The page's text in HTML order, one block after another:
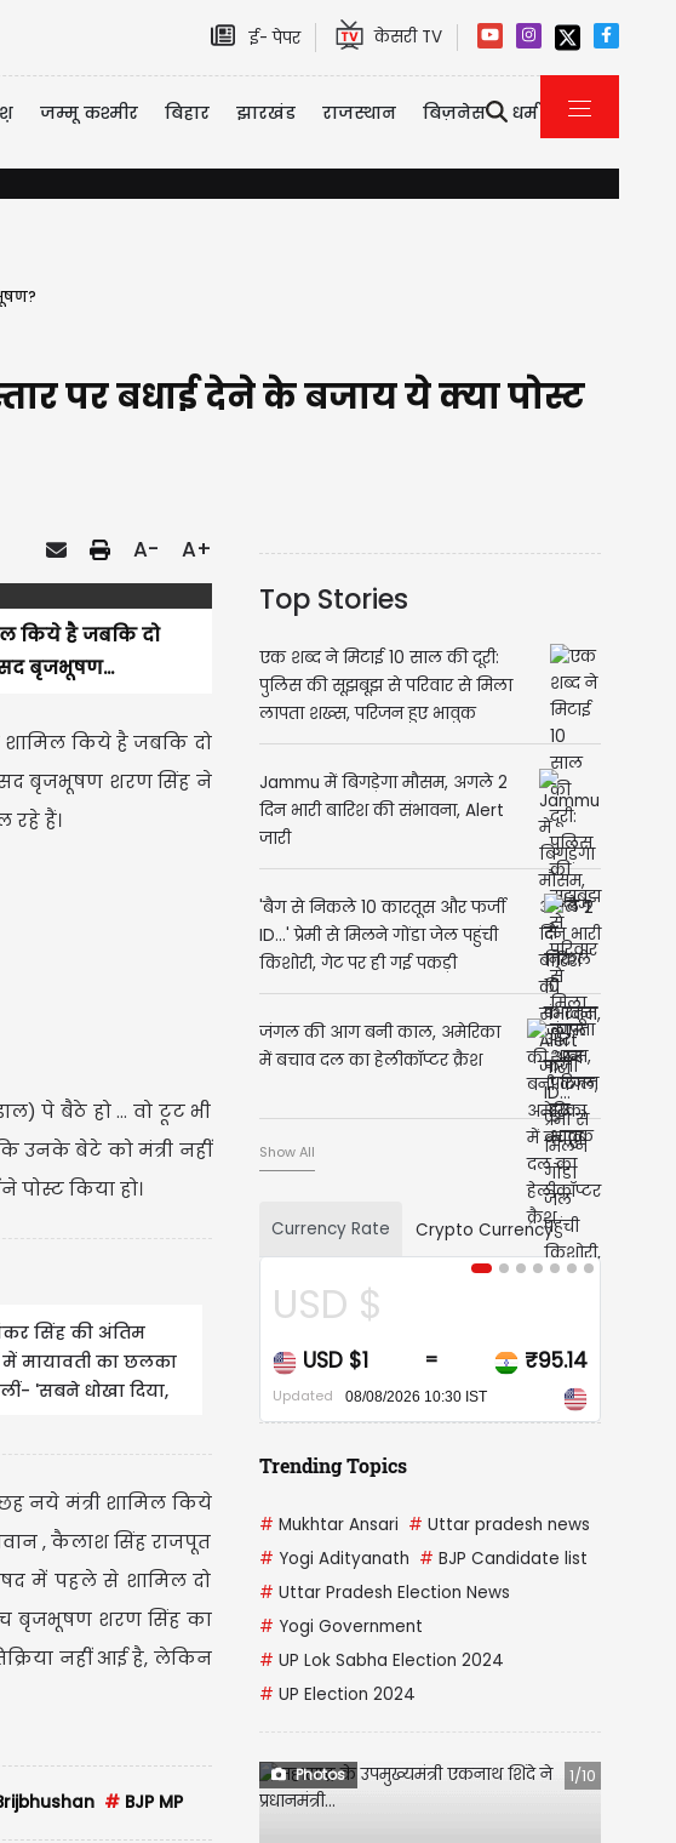
ई- पेपर केसरी TV
जम्मू कश्मीर बिहार झारखंड राजस्थान बिज़नेस धर्म
पर बधाई देने के बजाय ये क्या पोस्ट
A- A+
किये है जबकि दो
बृजभूषण...
शामिल किये है जबकि दो
बृजभूषण शरण सिंह ने
रहे हैं।
पे बैठे हो ... वो टूट भी
उनके बेटे को मंत्री नहीं
किया हो।
सिंह की अंतिम
में मायावती का छलका
'सबने धोखा दिया,
नये मंत्री शामिल किये
, कैलाश सिंह राजपूत
में पहले से शामिल दो
बृजभूषण शरण सिंह का
नहीं आई है, लेकिन
# BJP MP
Top Stories
एक शब्द ने मिटाई 10 साल की दूरी:
पुलिस की सूझबूझ से परिवार से मिला
लापता शख्स, परिजन हुए भावुक
Jammu में बिगड़ेगा मौसम, अगले 2
दिन भारी बारिश की संभावना, Alert
जारी
'बैग से निकले 10 कारतूस और फर्जी
ID...' प्रेमी से मिलने गोंडा जेल पहुंची
किशोरी, गेट पर ही गई पकड़ी
जंगल की आग बनी काल, अमेरिका
में बचाव दल का हेलीकॉप्टर क्रैश
Show All
Currency Rate Crypto Currency
USD $1 ₹95.14
Updated 08/08/2026 10:30 IST
CAD $1
Updated 08/08/2026 10:30 IST
Trending Topics
# Mukhtar Ansari # Uttar pradesh news
# Yogi Adityanath # BJP Candidate list
# Uttar Pradesh Election News
# Yogi Government
# UP Lok Sabha Election 2024
# UP Election 2024
Photos 1/10